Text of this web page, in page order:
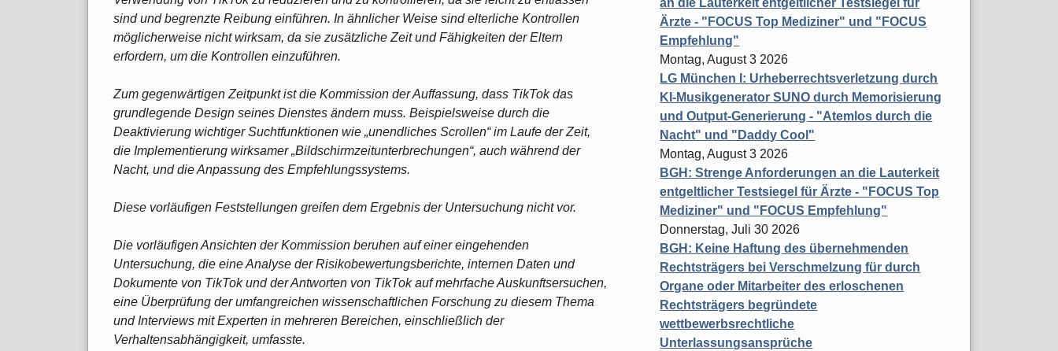
sind und begrenzte Reibung einführen. In ähnlicher Weise sind elterliche Kontrollen
möglicherweise nicht wirksam, da sie zusätzliche Zeit und Fähigkeiten der Eltern
erfordern, um die Kontrollen einzuführen.
Zum gegenwärtigen Zeitpunkt ist die Kommission der Auffassung, dass TikTok das
grundlegende Design seines Dienstes ändern muss. Beispielsweise durch die
Deaktivierung wichtiger Suchtfunktionen wie „unendliches Scrollen“ im Laufe der Zeit,
die Implementierung wirksamer „Bildschirmzeitunterbrechungen“, auch während der
Nacht, und die Anpassung des Empfehlungssystems.
Diese vorläufigen Feststellungen greifen dem Ergebnis der Untersuchung nicht vor.
Die vorläufigen Ansichten der Kommission beruhen auf einer eingehenden
Untersuchung, die eine Analyse der Risikobewertungsberichte, internen Daten und
Dokumente von TikTok und der Antworten von TikTok auf mehrfache Auskunftsersuchen,
eine Überprüfung der umfangreichen wissenschaftlichen Forschung zu diesem Thema
und Interviews mit Experten in mehreren Bereichen, einschließlich der
Verhaltensabhängigkeit, umfasste.
an die Lauterkeit entgeltlicher Testsiegel für
Ärzte - "FOCUS Top Mediziner" und "FOCUS
Empfehlung"
Montag, August 3 2026
LG München I: Urheberrechtsverletzung durch
KI-Musikgenerator SUNO durch Memorisierung
und Output-Generierung - "Atemlos durch die
Nacht" und "Daddy Cool"
Montag, August 3 2026
BGH: Strenge Anforderungen an die Lauterkeit
entgeltlicher Testsiegel für Ärzte - "FOCUS Top
Mediziner" und "FOCUS Empfehlung"
Donnerstag, Juli 30 2026
BGH: Keine Haftung des übernehmenden
Rechtsträgers bei Verschmelzung für durch
Organe oder Mitarbeiter des erloschenen
Rechtsträgers begründete
wettbewerbsrechtliche
Unterlassungsansprüche